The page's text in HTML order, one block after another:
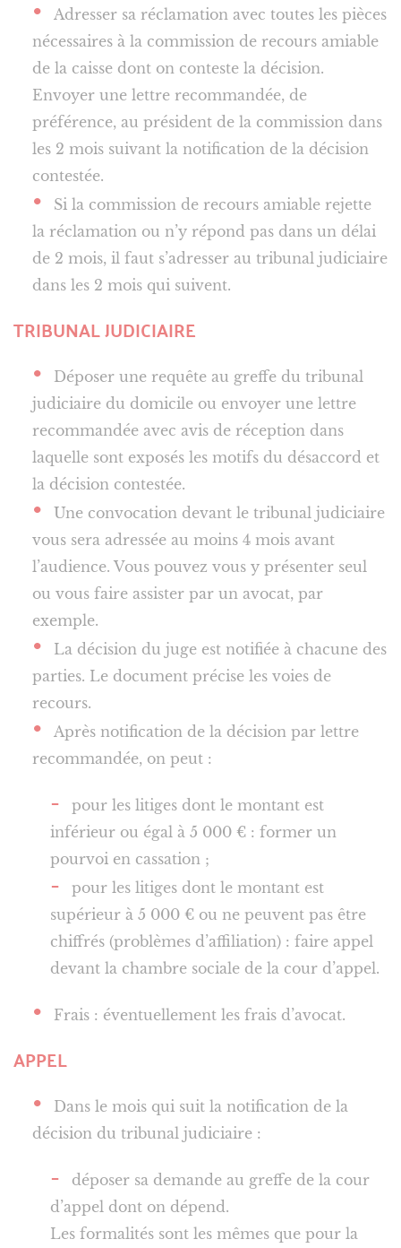
Adresser sa réclamation avec toutes les pièces
nécessaires à la commission de recours amiable
de la caisse dont on conteste la décision.
Envoyer une lettre recommandée, de
préférence, au président de la commission dans
les 2 mois suivant la notification de la décision
contestée.
Si la commission de recours amiable rejette
la réclamation ou n’y répond pas dans un délai
de 2 mois, il faut s’adresser au tribunal judiciaire
dans les 2 mois qui suivent.
TRIBUNAL JUDICIAIRE
Déposer une requête au greffe du tribunal
judiciaire du domicile ou envoyer une lettre
recommandée avec avis de réception dans
laquelle sont exposés les motifs du désaccord et
la décision contestée.
Une convocation devant le tribunal judiciaire
vous sera adressée au moins 4 mois avant
l’audience. Vous pouvez vous y présenter seul
ou vous faire assister par un avocat, par
exemple.
La décision du juge est notifiée à chacune des
parties. Le document précise les voies de
recours.
Après notification de la décision par lettre
recommandée, on peut :
pour les litiges dont le montant est
inférieur ou égal à 5 000 € : former un
pourvoi en cassation ;
pour les litiges dont le montant est
supérieur à 5 000 € ou ne peuvent pas être
chiffrés (problèmes d’affiliation) : faire appel
devant la chambre sociale de la cour d’appel.
Frais : éventuellement les frais d’avocat.
APPEL
Dans le mois qui suit la notification de la
décision du tribunal judiciaire :
déposer sa demande au greffe de la cour
d’appel dont on dépend.
Les formalités sont les mêmes que pour la